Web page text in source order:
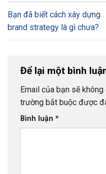
Bạn đã biết cách xây dựng
brand strategy là gì chưa?
Để lại một bình
Email của bạn sẽ
trường bắt buộc được
Bình luận *